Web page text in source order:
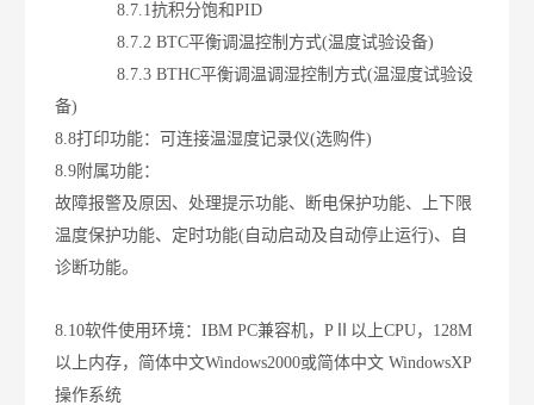
8.7.1抗积分饱和PID
8.7.2 BTC平衡调温控制方式(温度试验设备)
8.7.3 BTHC平衡调温调湿控制方式(温湿度试验设
备)
8.8打印功能：可连接温湿度记录仪(选购件)
8.9附属功能：
故障报警及原因、处理提示功能、断电保护功能、上下限
温度保护功能、定时功能(自动启动及自动停止运行)、自
诊断功能。
8.10软件使用环境：IBM PC兼容机，PⅡ以上CPU，128M
以上内存，简体中文Windows2000或简体中文 WindowsXP
操作系统